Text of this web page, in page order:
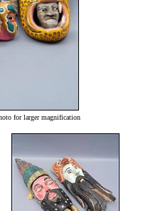
for larger magnification